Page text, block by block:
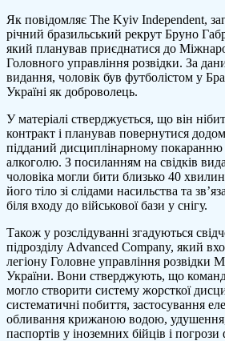
Як повідомляє The Kyiv Independent,
річний бразильський рекрут Бруно
який планував приєднатися до
Головного управління розвідки. За
видання, чоловік був футболістом у
Україні як доброволець.
У матеріалі стверджується, що він
контракт і планував повернутися
підданий дисциплінарному
алкоголю. З посиланням на свідків
чоловіка могли бити близько 40
його тіло зі слідами насильства та
біля входу до військової бази у снігу.
Також у розслідуванні згадуються
підрозділу Advanced Company, який
легіону Головне управління розвідки
України. Вони стверджують, що
могло створити систему жорсткої
систематичні побиття, застосування
обливання крижаною водою,
паспортів у іноземних бійців і